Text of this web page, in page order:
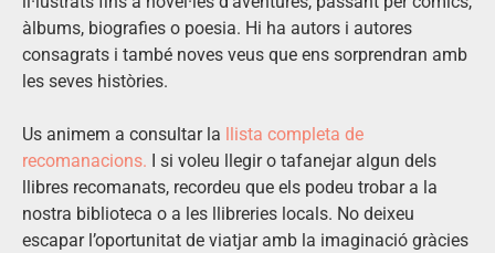
àlbums, biografies o poesia. Hi ha autors i autores
consagrats i també noves veus que ens sorprendran amb
les seves històries.
Us animem a consultar la
llista completa de
recomanacions. I si voleu llegir o tafanejar algun dels
llibres recomanats, recordeu que els podeu trobar a la
nostra biblioteca o a les llibreries locals. No deixeu
escapar l’oportunitat de viatjar amb la imaginació gràcies